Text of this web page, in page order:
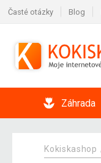
Časté otázky Blog
Záhrada
Kokiskashop